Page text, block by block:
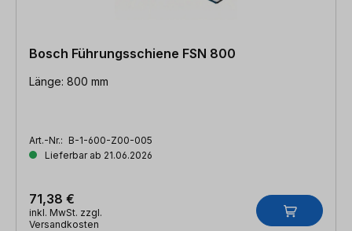
Bosch Führungsschiene FSN 800
Länge: 800 mm
Art.-Nr.: B-1-600-Z00-005
Lieferbar ab 21.06.2026
71,38 €
inkl. MwSt. zzgl.
Versandkosten